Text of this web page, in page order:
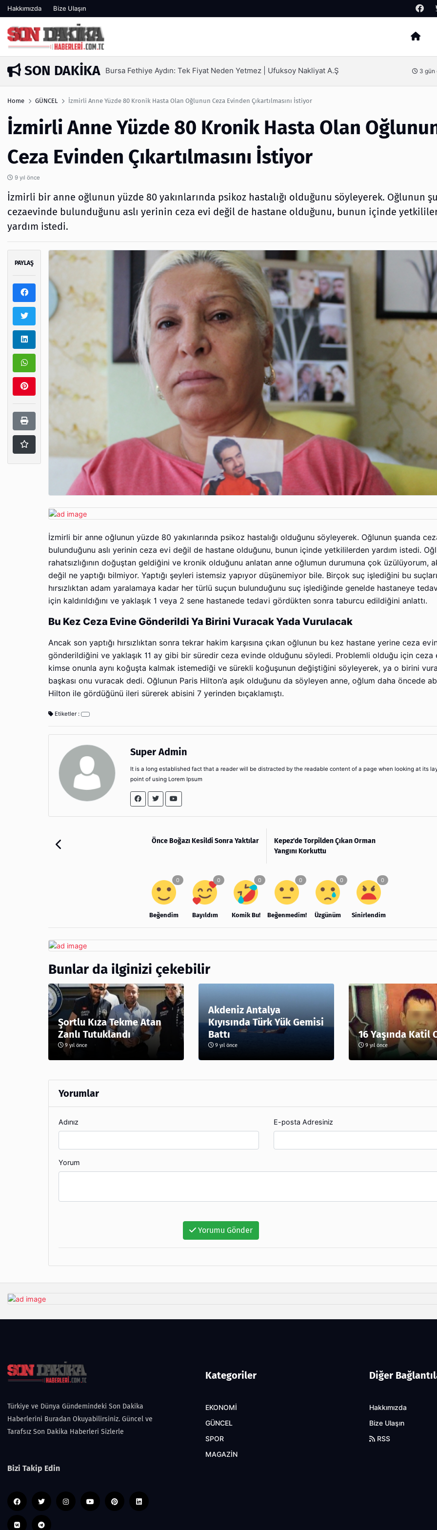
Hakkımızda Bize Ulaşın
Arama
SON DAKIKA
3 gün önceSEO Hizmeti Alırken Kandırılmamak İçin Bilinmesi Gerekenler 4
Home GÜNCEL İzmirli Anne Yüzde 80 Kronik Hasta Olan Oğlunun Ceza Evinden Çıkartılmasını İstiyor
İzmirli Anne Yüzde 80 Kronik Hasta Olan
Ceza Evinden Çıkartılmasını İstiyor
9 yıl önce
İzmirli bir anne oğlunun yüzde 80 yakınlarında psikoz hastalığı olduğunu söyleyerek. Oğlunun
cezaevinde bulunduğunu aslı yerinin ceza evi değil de hastane olduğunu, bunun içinde
yardım istedi.
PAYLAŞ
İzmirli bir anne oğlunun yüzde 80 yakınlarında psikoz hastalığı olduğunu söyleyerek. Oğlunun şuanda
bulunduğunu aslı yerinin ceza evi değil de hastane olduğunu, bunun içinde yetkililerden yardım istedi.
rahatsızlığının doğuştan geldiğini ve kronik olduğunu anlatan anne oğlumun durumuna çok üzülüyorum,
değil ne yaptığı bilmiyor. Yaptığı şeyleri istemsiz yapıyor düşünemiyor bile. Birçok suç işlediğini bu
hırsızlıktan adam yaralamaya kadar her türlü suçun bulunduğunu suç işlediğinde genelde hastaneye
için kaldırıldığını ve yaklaşık 1 veya 2 sene hastanede tedavi gördükten sonra taburcu edildiğini anlattı.
Bu Kez Ceza Evine Gönderildi Ya Birini Vuracak Yada Vurulacak
Ancak son yaptığı hırsızlıktan sonra tekrar hakim karşısına çıkan oğlunun bu kez hastane yerine ceza
gönderildiğini ve yaklaşık 11 ay gibi bir süredir ceza evinde olduğunu söyledi. Problemli olduğu için ceza
kimse onunla aynı koğuşta kalmak istemediği ve sürekli koğuşunun değiştiğini söyleyerek, ya o birini
başkası onu vuracak dedi. Oğlunun Paris Hilton’a aşık olduğunu da söyleyen anne, oğlum daha öncede
Hilton ile gördüğünü ileri sürerek abisini 7 yerinden bıçaklamıştı.
Etiketler :
Super Admin
It is a long established fact that a reader will be distracted by the readable content of a page when looking at its
point of using Lorem Ipsum
Önce Boğazı Kesildi Sonra Yaktılar
Kepez'de Torpilden Çıkan Orman
Yangını Korkuttu
Beğendim Bayıldım Komik Bu! Beğenmedim! Üzgünüm Sinirlendim
Bunlar da ilginizi çekebilir
Şortlu Kıza Tekme Atan
Zanlı Tutuklandı
9 yıl önce
Akdeniz Antalya
Kıyısında Türk Yük Gemisi
Battı
9 yıl önce
16 Yaşında Katil
9 yıl önce
Yorumlar
Adınız E-posta Adresiniz
Yorum
Yorumu Gönder
Türkiye ve Dünya Gündemindeki Son Dakika
Haberlerini Buradan Okuyabilirsiniz. Güncel ve
Tarafsız Son Dakika Haberleri Sizlerle
Bizi Takip Edin
Kategoriler
EKONOMİ
GÜNCEL
SPOR
MAGAZİN
Diğer
Hakkımızda
Bize Ulaşın
RSS